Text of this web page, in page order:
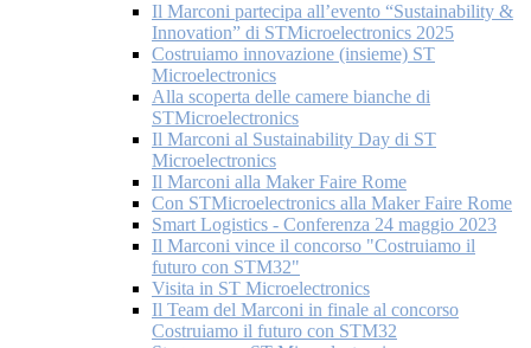
Il Marconi partecipa all’evento “Sustainability &
Innovation” di STMicroelectronics 2025
Costruiamo innovazione (insieme) ST
Microelectronics
Alla scoperta delle camere bianche di
STMicroelectronics
Il Marconi al Sustainability Day di ST
Microelectronics
Il Marconi alla Maker Faire Rome
Con STMicroelectronics alla Maker Faire Rome
Smart Logistics - Conferenza 24 maggio 2023
Il Marconi vince il concorso "Costruiamo il
futuro con STM32"
Visita in ST Microelectronics
Il Team del Marconi in finale al concorso
Costruiamo il futuro con STM32